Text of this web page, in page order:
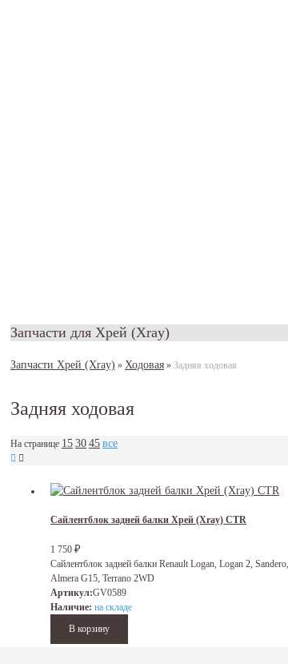
Запчасти для Хрей (Xray)
Запчасти Хрей (Xray) » Ходовая » Задняя ходовая
Задняя ходовая
На странице 153045все
Сайлентблок задней балки Хрей (Xray) CTR
1 750 ₽
Сайлентблок задней балки Renault Logan, Logan 2,
Almera G15, Terrano 2WD
Артикул:GV0589
Наличие: на складе